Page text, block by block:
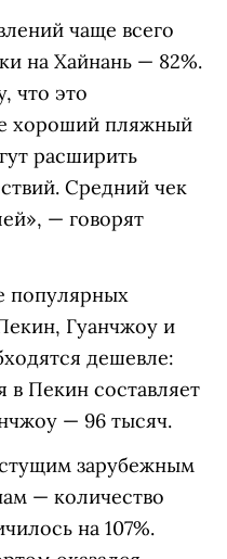
чаще всего
на Хайнань — 82%.
что это
хороший пляжный
расширить
Средний чек
— говорят
популярных
Гуанчжоу и
дешевле:
в Пекин составляет
— 96 тысяч.
зарубежным
— количество
на 107%.